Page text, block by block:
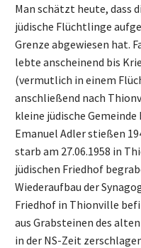
Man schätzt heute, dass
jüdische Flüchtlinge
Grenze abgewiesen hat.
lebte anscheinend bis
(vermutlich in einem
anschließend nach
kleine jüdische
Emanuel Adler stießen
starb am 27.06.1958 in
jüdischen Friedhof
Wiederaufbau der
Friedhof in Thionville
aus Grabsteinen des
in der NS-Zeit